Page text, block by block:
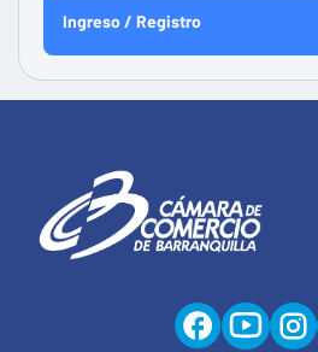
Ingreso / Registro